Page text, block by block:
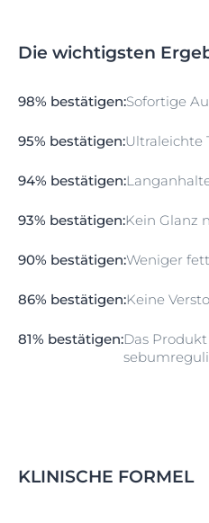
Die wichtigsten
98% bestätigen:Sofortige
95% bestätigen:Ultraleichte
94% bestätigen:
93% bestätigen:Kein Glanz
90% bestätigen:Weniger
86% bestätigen:Keine
81% bestätigen:Das
KLINISCHE FORMEL